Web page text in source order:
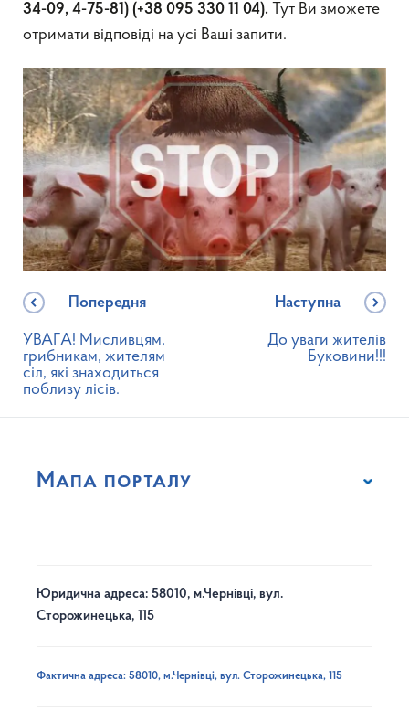
34-09, 4-75-81) (+38 095 330 11 04). Тут Ви зможете
отримати відповіді на усі Ваші запити.
Попередня
УВАГА! Мисливцям,
грибникам, жителям
сіл, які знаходиться
поблизу лісів.
Наступна
До уваги жителів
Буковини!!!
Мапа порталу
Юридична адреса: 58010, м.Чернівці, вул.
Сторожинецька, 115
Фактична адреса: 58010, м.Чернівці, вул. Сторожинецька, 115